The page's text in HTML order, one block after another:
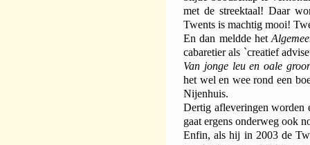
met de streektaal! Daar
Twents is machtig mooi!
En dan meldde het
cabaretier als `creatief
Van jonge leu en oale
het wel en wee rond een
Nijenhuis.
Dertig afleveringen worden
gaat ergens onderweg ook
Enfin, als hij in 2003 de